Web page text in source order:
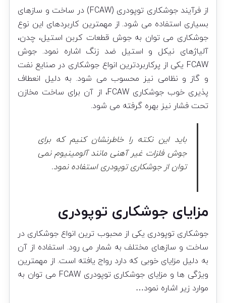
از فرآیند جوشکاری توپودری (FCAW) در ساخت و سازهای
بسیاری استفاده می شود. از مهمترین کاربردهای این نوع
جوشکاری می توان به جوش قطعات کربن استیل، چدن،
آلیاژهای نیکل و استیل ضد زنگ اشاره نمود. جوش
FCAW یکی از پرکاربردترین انواع جوشکاری در صنایع نفت
و گاز و نظامی نیز محسوب می شود. به دلیل انعطاف
پذیری خوب جوشکاری FCAW، از آن برای ساخت مخازن
تحت فشار نیز بهره گرفته می شود.
باید این نکته را خاطرنشان کنیم که برای
جوش فلزات غیر آهنی مانند آلومینیوم نمی
توان از جوشکاری توپودری استفاده نمود.
مزایای جوشکاری توپودری
جوشکاری توپودری یکی از محبوب ترین انواع جوشکاری در
ساخت و سازهای مختلف به شمار می رود. استفاده از آن
به دلیل مزایای خوبی که دارد رواج یافته است. از مهمترین
ویژگی ها و مزایای جوشکاری توپودری FCAW می توان به
موارد زیر اشاره نمود…